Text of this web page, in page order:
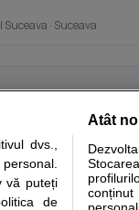
· Suceava
Specialitati medicale
sanatate disponibile
Va sfatuim, ca pe
la medic Clickmed.
dvs.,
vă puteți
de
Atât